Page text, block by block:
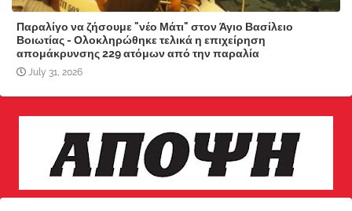
Παραλίγο να ζήσουμε "νέο Μάτι" στον Άγιο Βασίλειο
Βοιωτίας - Ολοκληρώθηκε τελικά η επιχείρηση
απομάκρυνσης 229 ατόμων από την παραλία
July 31, 2026